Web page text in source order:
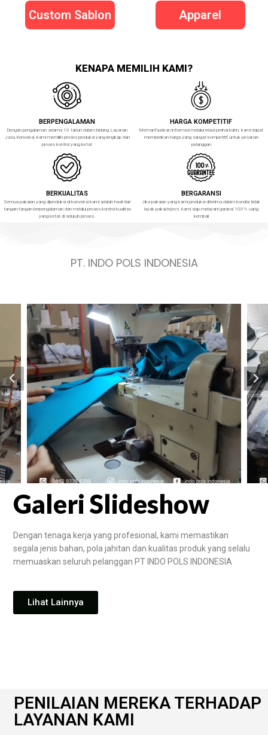
Custom Sablon Apparel
KENAPA MEMILIH KAMI?
BERPENGALAMAN
Dengan pengalaman selama 10 tahun dalam bidang Layanan
Jasa Konveksi, kami memiliki proses produksi yang lengkap dan
proses kontrol yang ketat
HARGA KOMPETITIF
Memanfaatkan informasi melalui relasi perihal bahn, kami dapat
memberikan harga yang sangat kompetitif untuk pesanan
pelanggan
BERKUALITAS
Semua pakaian yang diproduksi di konveksi kami adalah hasil dari
tangan-tangan berpengalaman dan melalui proses kontrol kualitas
yang ketat di seluruh proses.
BERGARANSI
Jika pakaian yang kami produksi diterima dalam kondisi tidak
layak pakai/reject, kami siap melayani garansi 100% uang
kembali
PT. INDO POLS INDONESIA
Galeri Slideshow
Dengan tenaga kerja yang profesional, kami memastikan
segala jenis bahan, pola jahitan dan kualitas produk yang selalu
memuaskan seluruh pelanggan PT INDO POLS INDONESIA
Lihat Lainnya
PENILAIAN MEREKA TERHADAP
LAYANAN KAMI